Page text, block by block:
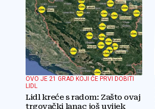
OVO JE 21 GRAD KOJI ĆE PRVI DOBITI
LIDL
Lidl kreće s radom: Zašto ovaj
trgovački lanac još uvijek